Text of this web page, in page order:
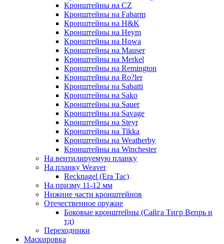
Кронштейны на CZ
Кронштейны на Fabarm
Кронштейны на H&K
Кронштейны на Heym
Кронштейны на Howa
Кронштейны на Mauser
Кронштейны на Merkel
Кронштейны на Remington
Кронштейны на Ro?ler
Кронштейны на Sabatti
Кронштейны на Sako
Кронштейны на Sauer
Кронштейны на Savage
Кронштейны на Steyr
Кронштейны на Tikka
Кронштейны на Weatherby
Кронштейны на Winchester
На вентилируемую планку
На планку Weaver
Recknagel (Era Tac)
На призму 11-12 мм
Нижние части кронштейнов
Отечественное оружие
Боковые кронштейны (Сайга Тигр Вепрь и
тд)
Переходники
Маскировка